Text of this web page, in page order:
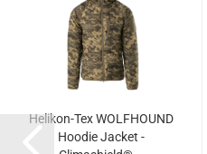
Helikon-Tex WOLFHOUND
Hoodie Jacket -